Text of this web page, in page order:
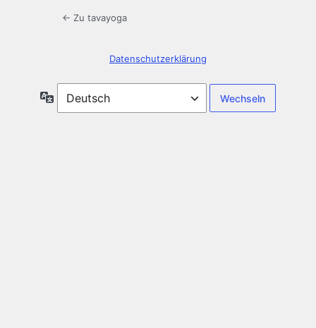
← Zu tavayoga
Datenschutzerklärung
Sprache